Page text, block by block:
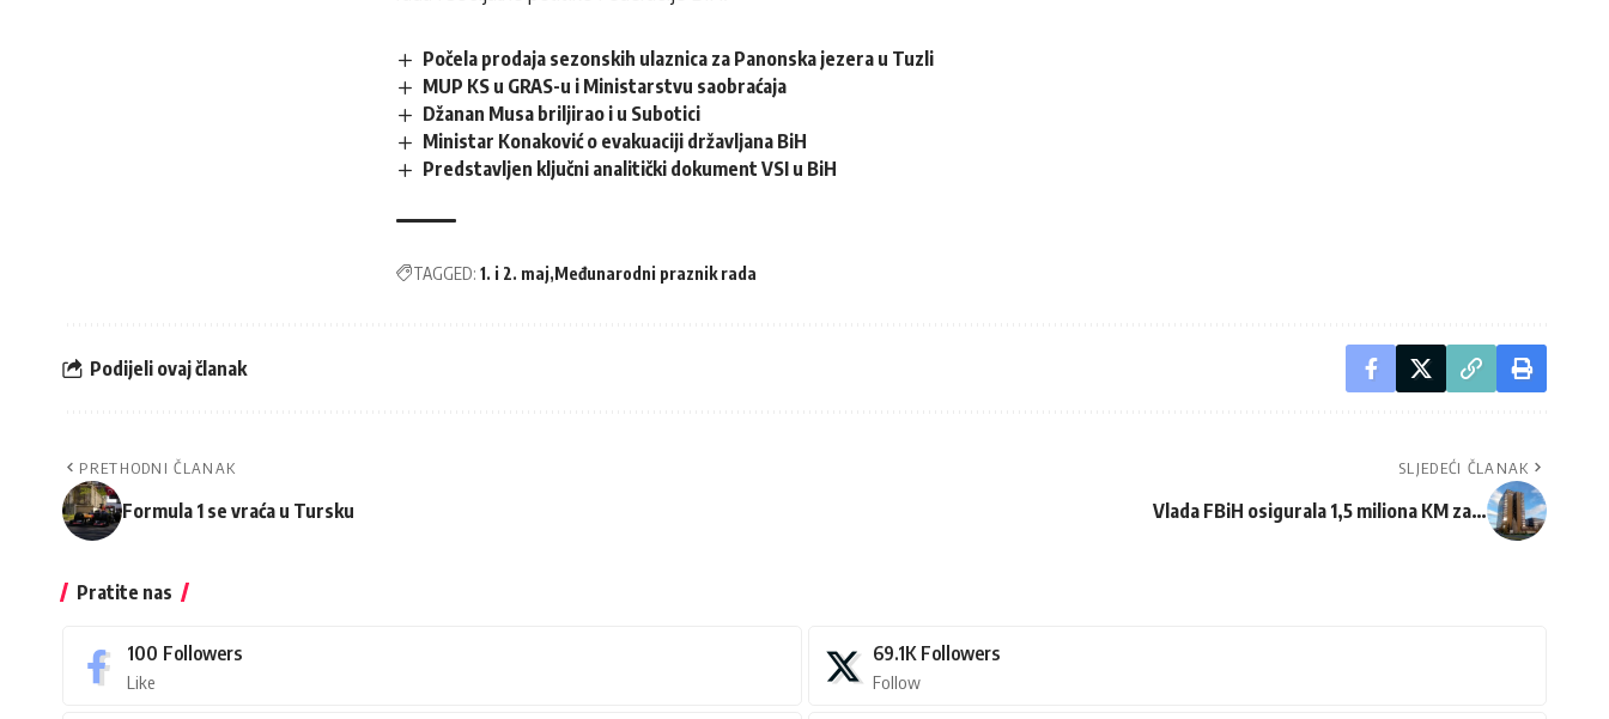
Počela prodaja sezonskih ulaznica za Panonska jezera u Tuzli
MUP KS u GRAS-u i Ministarstvu saobraćaja
Džanan Musa briljirao i u Subotici
Ministar Konaković o evakuaciji državljana BiH
Predstavljen ključni analitički dokument VSI u BiH
TAGGED: 1. i 2. maj Međunarodni praznik rada
Podijeli ovaj članak
PRETHODNI ČLANAK
Formula 1 se vraća u Tursku
SLJEDEĆI ČLANAK
Vlada FBiH osigurala 1,5 miliona KM za…
Pratite nas
100 Followers
Like
69.1K Followers
Follow